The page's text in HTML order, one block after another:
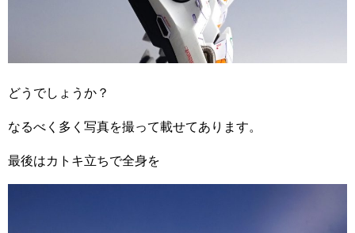
どうでしょうか？
なるべく多く写真を撮って載せてあります。
最後はカトキ立ちで全身を